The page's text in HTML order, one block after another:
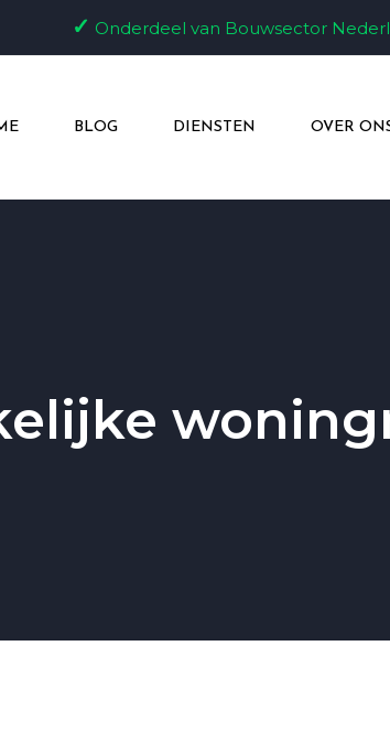
✓ Onderdeel van Bouwsector
BLOG DIENSTEN OVER